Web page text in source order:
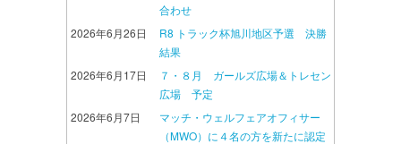
合わせ
2026年6月26日
R8 トラック杯旭川地区予選 決勝
結果
2026年6月17日
７・８月 ガールズ広場＆トレセン
広場 予定
2026年6月7日
マッチ・ウェルフェアオフィサー
（MWO）に４名の方を新たに認定